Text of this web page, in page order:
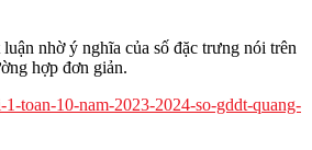
nhờ ý nghĩa của số đặc trưng nói trên
hợp đơn giản.
toan-10-nam-2023-2024-so-gddt-quang-